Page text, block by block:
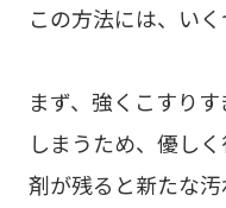
この方法には、いく
まず、強くこすり
しまうため、優し
剤が残ると新たな